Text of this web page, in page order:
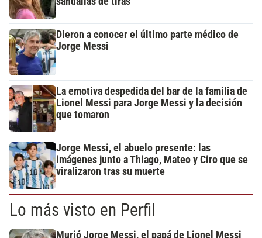
Dieron a conocer el último parte médico de
Jorge Messi
La emotiva despedida del bar de la familia de
Lionel Messi para Jorge Messi y la decisión
que tomaron
Jorge Messi, el abuelo presente: las
imágenes junto a Thiago, Mateo y Ciro que se
viralizaron tras su muerte
Lo más visto en Perfil
Murió Jorge Messi, el papá de Lionel Messi